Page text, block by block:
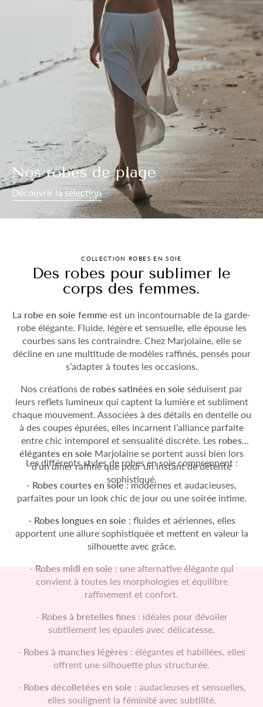
Nos robes de plage
Découvrir la sélection
COLLECTION ROBES EN SOIE
Des robes pour sublimer le
corps des femmes.
La robe en soie femme est un incontournable de la garde-
robe élégante. Fluide, légère et sensuelle, elle épouse les
courbes sans les contraindre. Chez Marjolaine, elle se
décline en une multitude de modèles raffinés, pensés pour
s’adapter à toutes les occasions.
Nos créations de robes satinées en soie séduisent par
leurs reflets lumineux qui captent la lumière et subliment
chaque mouvement. Associées à des détails en dentelle ou
à des coupes épurées, elles incarnent l’alliance parfaite
entre chic intemporel et sensualité discrète. Les robes
élégantes en soie Marjolaine se portent aussi bien lors
d’un dîner raffiné que pour un instant de détente
sophistiqué.
Les différents styles de robes en soie comprennent :
- Robes courtes en soie: modernes et audacieuses,
parfaites pour un look chic de jour ou une soirée intime.
- Robes longues en soie : fluides et aériennes, elles
apportent une allure sophistiquée et mettent en valeur la
silhouette avec grâce.
- Robes midi en soie : une alternative élégante qui
convient à toutes les morphologies et équilibre
raffinement et confort.
- Robes à bretelles fines: idéales pour dévoiler
subtilement les épaules avec délicatesse.
- Robes à manches légères : élégantes et habillées, elles
offrent une silhouette plus structurée.
- Robes décolletées en soie : audacieuses et sensuelles,
elles soulignent la féminité avec subtilité.